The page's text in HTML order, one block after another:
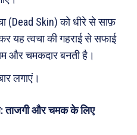
व्यंग्य : गुस्ताखी माफ़
आज का कार्टून
शायरी
संस्मरण
(Dead Skin) को धीरे से साफ़
यह त्वचा की गहराई से सफाई
और चमकदार बनती है।
लगाएं।
ताजगी और चमक के लिए